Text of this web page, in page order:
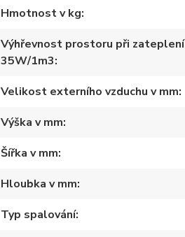
Hmotnost v kg
Výhřevnost prostoru při zateplení
35W/1m3
Velikost externího vzduchu v mm
Výška v mm
Šířka v mm
Hloubka v mm
Typ spalování